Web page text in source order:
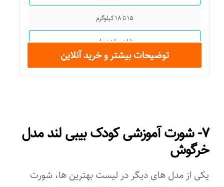
۱۵ تا ۱۸ کیلوگرم
طراحی شده برای
تعداد کالا در بسته
توضیحات بیشتر و خرید آنلاین
۷- شورت آموزشی کودک بیبی لند مدل
خرگوش
یکی از مدل های دیگر در لیست بهترین ها، شورت